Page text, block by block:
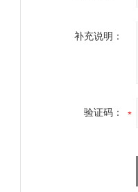
补充说明：
验证码：